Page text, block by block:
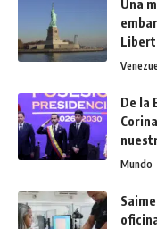
Una
De la
Mundo